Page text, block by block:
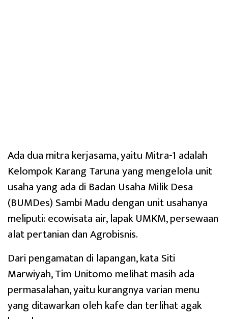
Ada dua mitra kerjasama, yaitu Mitra-1 adalah
Kelompok Karang Taruna yang mengelola unit
usaha yang ada di Badan Usaha Milik Desa
(BUMDes) Sambi Madu dengan unit usahanya
meliputi: ecowisata air, lapak UMKM, persewaan
alat pertanian dan Agrobisnis.
Dari pengamatan di lapangan, kata Siti
Marwiyah, Tim Unitomo melihat masih ada
permasalahan, yaitu kurangnya varian menu
yang ditawarkan oleh kafe dan terlihat agak